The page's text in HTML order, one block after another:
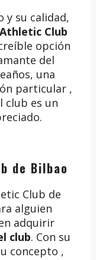
y su calidad,
Club
opción
del
una
particular ,
club es un
de Bilbao
Club de
alguien
adquirir
club. Con su
concepto ,